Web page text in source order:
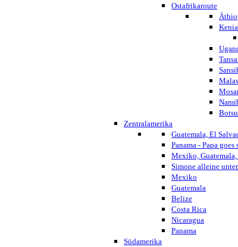
Ostafrikaroute
Kenia
Zentralamerika
Guatemala, El
Panama - Papa goes
Mexiko,
Simone alleine
Mexiko
Guatemala
Belize
Costa Rica
Nicaragua
Panama
Südamerika